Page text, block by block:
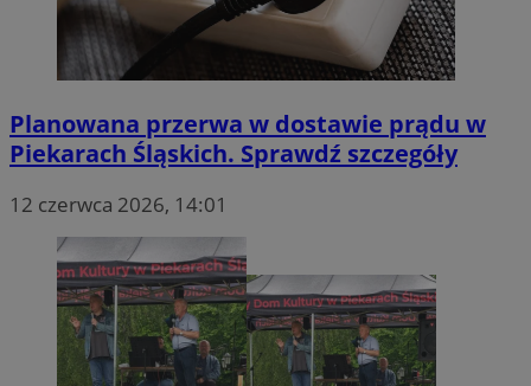
Planowana przerwa w dostawie prądu w
Piekarach Śląskich. Sprawdź szczegóły
12 czerwca 2026, 14:01